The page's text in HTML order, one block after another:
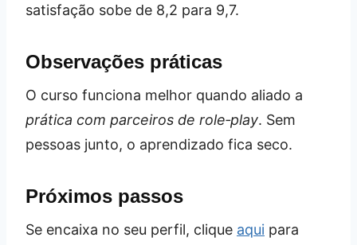
satisfação sobe de 8,2 para 9,7.
Observações práticas
O curso funciona melhor quando aliado a
prática com parceiros de role‑play. Sem
pessoas junto, o aprendizado fica seco.
Próximos passos
Se encaixa no seu perfil, clique aqui para